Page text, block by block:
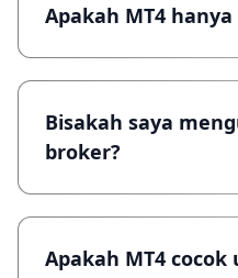
Apakah MT4
Bisakah saya
broker?
Apakah MT4